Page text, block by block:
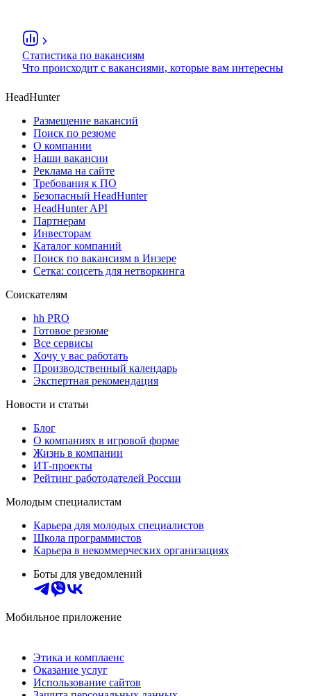
Статистика по вакансиям
Что происходит с вакансиями, которые вам интересны
HeadHunter
Размещение вакансий
Поиск по резюме
О компании
Наши вакансии
Реклама на сайте
Требования к ПО
Безопасный HeadHunter
HeadHunter API
Партнерам
Инвесторам
Каталог компаний
Поиск по вакансиям в Инзере
Сетка: соцсеть для нетворкинга
Соискателям
hh PRO
Готовое резюме
Все сервисы
Хочу у вас работать
Производственный календарь
Экспертная рекомендация
Новости и статьи
Блог
О компаниях в игровой форме
Жизнь в компании
ИТ-проекты
Рейтинг работодателей России
Молодым специалистам
Карьера для молодых специалистов
Школа программистов
Карьера в некоммерческих организациях
Боты для уведомлений
Мобильное приложение
Этика и комплаенс
Оказание услуг
Использование сайтов